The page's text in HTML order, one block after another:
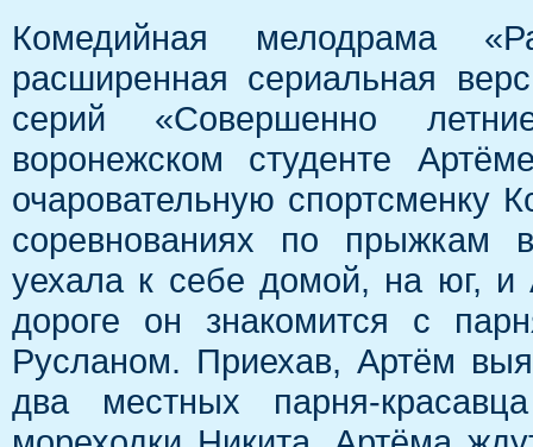
Комедийная мелодрама
расширенная сериальная
серий «Совершенно
воронежском студенте
очаровательную спортсменку
соревнованиях по прыжкам
уехала к себе домой, на юг,
дороге он знакомится с
Русланом. Приехав, Артём
два местных парня-